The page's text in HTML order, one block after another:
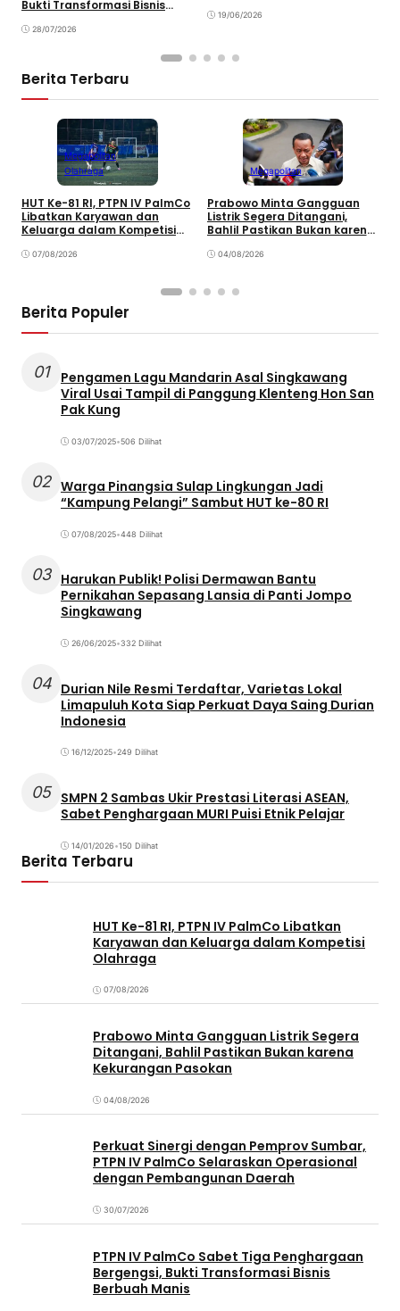
Bukti Transformasi Bisnis
28/07/2026
Sunda
19/06/2026
Berita Terbaru
Megapolitan
Olahraga
HUT Ke-81 RI, PTPN IV PalmCo
Libatkan Karyawan dan
Keluarga dalam Kompetisi
07/08/2026
Megapolitan
Prabowo Minta Gangguan
Listrik Segera Ditangani,
Bahlil Pastikan Bukan karena
04/08/2026
Berita Populer
01
Pengamen Lagu Mandarin Asal Singkawang
Viral Usai Tampil di Panggung Klenteng Hon San
Pak Kung
03/07/2025•506 Dilihat
02 Warga Pinangsia Sulap Lingkungan Jadi
“Kampung Pelangi” Sambut HUT ke-80 RI
07/08/2025•448 Dilihat
03 Harukan Publik! Polisi Dermawan Bantu
Pernikahan Sepasang Lansia di Panti Jompo
Singkawang
26/06/2025•332 Dilihat
04 Durian Nile Resmi Terdaftar, Varietas Lokal
Limapuluh Kota Siap Perkuat Daya Saing Durian
Indonesia
16/12/2025•249 Dilihat
05 SMPN 2 Sambas Ukir Prestasi Literasi ASEAN,
Sabet Penghargaan MURI Puisi Etnik Pelajar
14/01/2026•150 Dilihat
Berita Terbaru
HUT Ke-81 RI, PTPN IV PalmCo Libatkan
Karyawan dan Keluarga dalam Kompetisi
Olahraga
07/08/2026
Prabowo Minta Gangguan Listrik Segera
Ditangani, Bahlil Pastikan Bukan karena
Kekurangan Pasokan
04/08/2026
Perkuat Sinergi dengan Pemprov Sumbar,
PTPN IV PalmCo Selaraskan Operasional
dengan Pembangunan Daerah
30/07/2026
PTPN IV PalmCo Sabet Tiga Penghargaan
Bergengsi, Bukti Transformasi Bisnis
Berbuah Manis